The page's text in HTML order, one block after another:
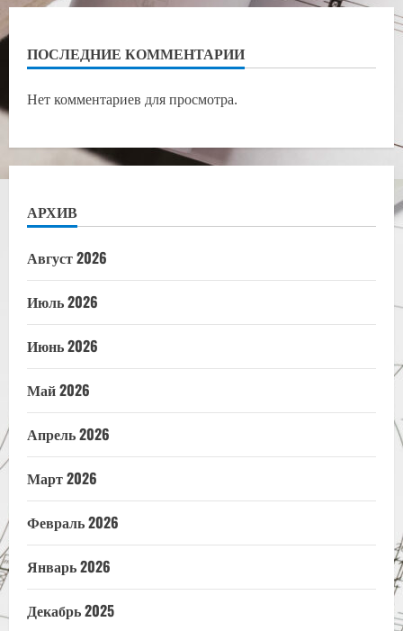
ПОСЛЕДНИЕ КОММЕНТАРИИ
Нет комментариев для просмотра.
АРХИВ
Август 2026
Июль 2026
Июнь 2026
Май 2026
Апрель 2026
Март 2026
Февраль 2026
Январь 2026
Декабрь 2025